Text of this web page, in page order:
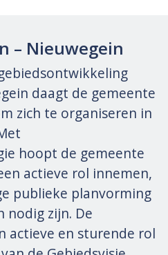
– Nieuwegein
daagt de gemeente
zich te organiseren in
hoopt de gemeente
actieve rol innemen,
publieke planvorming
nodig zijn. De
actieve en sturende rol